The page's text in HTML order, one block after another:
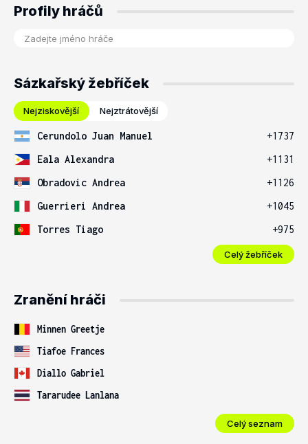
Profily hráčů
Sázkařský žebříček
Nejziskovější Nejztrátovější
Cerundolo Juan Manuel
+1737
Eala Alexandra
+1131
Obradovic Andrea
+1126
Guerrieri Andrea
+1045
Torres Tiago
+975
Celý žebříček
Zranění hráči
Minnen Greetje
Tiafoe Frances
Diallo Gabriel
Tararudee Lanlana
Celý seznam